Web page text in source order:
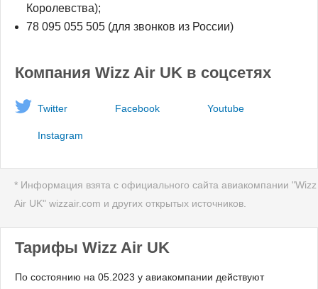
Королевства);
78 095 055 505 (для звонков из России)
Компания Wizz Air UK в соцсетях
Twitter Facebook Youtube
Instagram
* Информация взята с официального сайта авиакомпании "Wizz
Air UK" wizzair.com и других открытых источников.
Тарифы Wizz Air UK
По состоянию на 05.2023 у авиакомпании действуют